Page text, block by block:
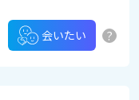
会いたい ?